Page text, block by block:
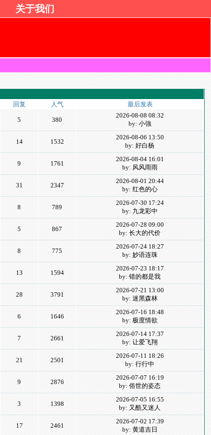
关于我们
回复 人气
最后发表
5 380
2026-08-08 08:32
by: 小強
14 1532
2026-08-06 13:50
by: 好白杨
9 1761
2026-08-04 16:01
by: 风风雨雨
31 2347
2026-08-01 20:44
by: 红色的心
8 789
2026-07-30 17:24
by: 九龙彩中
5 867
2026-07-28 09:00
by: 长大的代价
8 775
2026-07-24 18:27
by: 妙语连珠
13 1594
2026-07-23 18:17
by: 错的都是我
28 3791
2026-07-21 13:00
by: 迷黑森林
6 1646
2026-07-16 18:48
by: 极度情欲
7 2661
2026-07-14 17:37
by: 让爱飞翔
21 2501
2026-07-11 18:26
by: 行行中
9 2876
2026-07-07 16:19
by: 俗世的姿态
3 1398
2026-07-05 16:55
by: 又酷又迷人
17 2461
2026-07-02 17:39
by: 黄道吉日